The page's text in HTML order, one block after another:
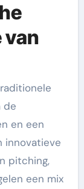
van
de
en een
innovatieve
pitching,
een mix